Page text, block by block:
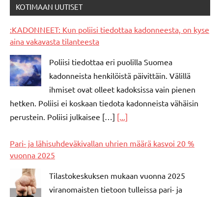
KOTIMAAN UUTISET
:KADONNEET: Kun poliisi tiedottaa kadonneesta, on kyse
aina vakavasta tilanteesta
Poliisi tiedottaa eri puolilla Suomea
kadonneista henkilöistä päivittäin. Välillä
ihmiset ovat olleet kadoksissa vain pienen
hetken. Poliisi ei koskaan tiedota kadonneista vähäisin
perustein. Poliisi julkaisee […] [...]
Pari- ja lähisuhdeväkivallan uhrien määrä kasvoi 20 %
vuonna 2025
Tilastokeskuksen mukaan vuonna 2025
viranomaisten tietoon tulleissa pari- ja